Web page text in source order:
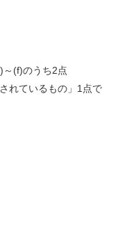
(f)のうち2点
れているもの」1点で